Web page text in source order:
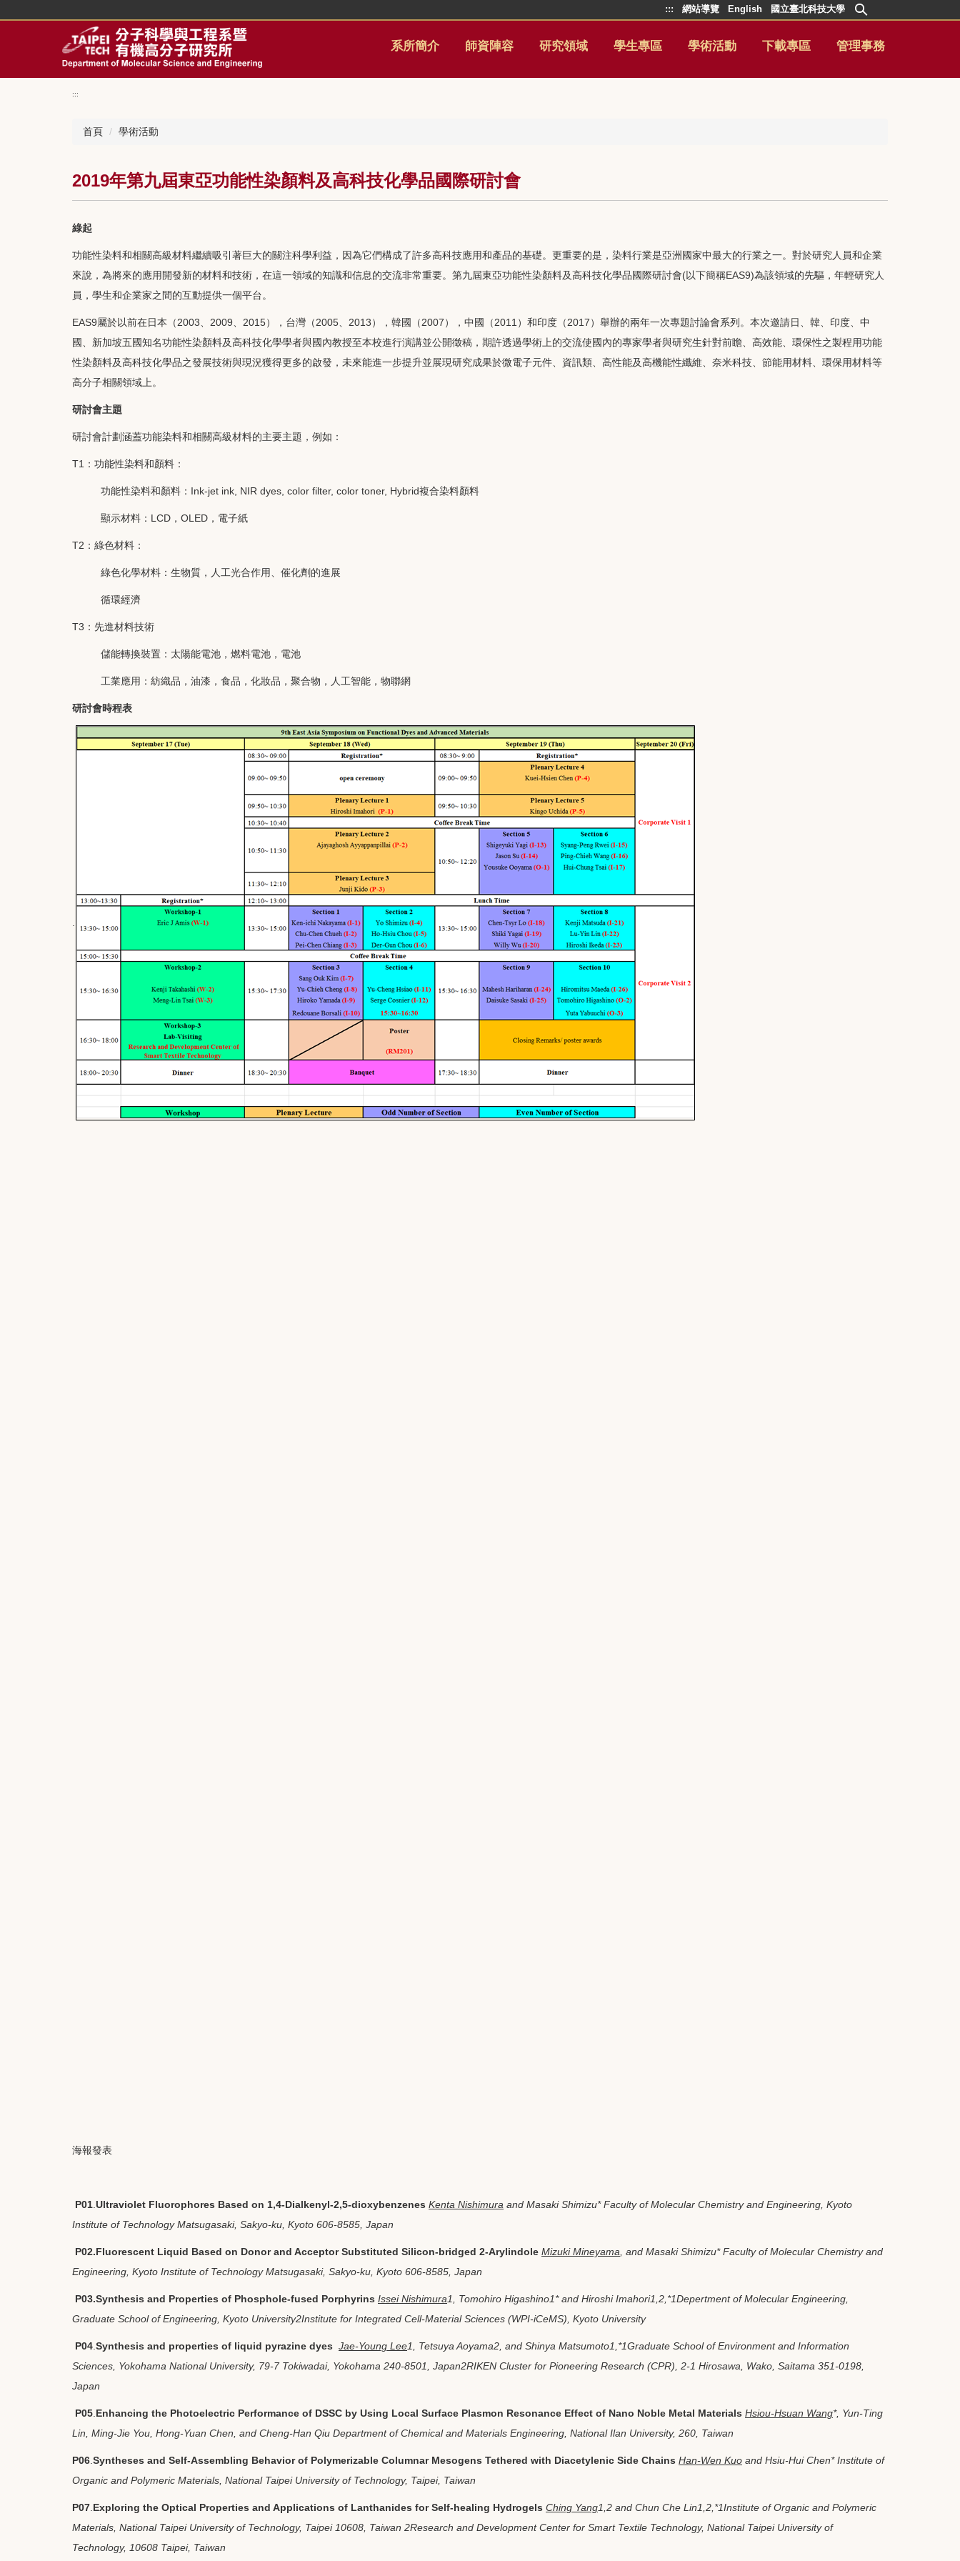
::: 網站導覽 English 國立臺北科技大學
系所簡介 師資陣容 研究領域 學生專區 學術活動 下載專區 管理事務
:::
首頁 學術活動
2019年第九屆東亞功能性染顏料及高科技化學品國際研討會
綠起
功能性染料和相關高級材料繼續吸引著巨大的關注科學利益，因為它們構成了許多高科技應用和產品的基礎。更重要的是，染料行業是亞洲國家中最大的行業之一。對於研究人員和企業
來說，為將來的應用開發新的材料和技術，在這一領域的知識和信息的交流非常重要。第九屆東亞功能性染顏料及高科技化學品國際研討會(以下簡稱EAS9)為該領域的先驅，年輕研究人
員，學生和企業家之間的互動提供一個平台。
EAS9屬於以前在日本（2003、2009、2015），台灣（2005、2013），韓國（2007），中國（2011）和印度（2017）舉辦的兩年一次專題討論會系列。本次邀請日、韓、印度、中
國、新加坡五國知名功能性染顏料及高科技化學學者與國內教授至本校進行演講並公開徵稿，期許透過學術上的交流使國內的專家學者與研究生針對前瞻、高效能、環保性之製程用功能
性染顏料及高科技化學品之發展技術與現況獲得更多的啟發，未來能進一步提升並展現研究成果於微電子元件、資訊類、高性能及高機能性纖維、奈米科技、節能用材料、環保用材料等
高分子相關領域上。
研討會主題
研討會計劃涵蓋功能染料和相關高級材料的主要主題，例如：
T1：功能性染料和顏料：
功能性染料和顏料：Ink-jet ink, NIR dyes, color filter, color toner, Hybrid複合染料顏料
顯示材料：LCD，OLED，電子紙
T2：綠色材料：
綠色化學材料：生物質，人工光合作用、催化劑的進展
循環經濟
T3：先進材料技術
儲能轉換裝置：太陽能電池，燃料電池，電池
工業應用：紡織品，油漆，食品，化妝品，聚合物，人工智能，物聯網
研討會時程表
海報發表
P01.Ultraviolet Fluorophores Based on 1,4-Dialkenyl-2,5-dioxybenzenes Kenta Nishimura and Masaki Shimizu*Faculty of Molecular Chemistry and Engineering, Kyoto
Institute of Technology Matsugasaki, Sakyo-ku, Kyoto 606-8585, Japan
P02.Fluorescent Liquid Based on Donor and Acceptor Substituted Silicon-bridged 2-Arylindole Mizuki Mineyama, and Masaki Shimizu*Faculty of Molecular Chemistry and
Engineering, Kyoto Institute of Technology Matsugasaki, Sakyo-ku, Kyoto 606-8585, Japan
P03.Synthesis and Properties of Phosphole-fused Porphyrins Issei Nishimura1, Tomohiro Higashino1*and Hiroshi Imahori1,2,*1Depertment of Molecular Engineering,
Graduate School of Engineering, Kyoto University2Institute for Integrated Cell-Material Sciences (WPI-iCeMS), Kyoto University
P04.Synthesis and properties of liquid pyrazine dyes Jae-Young Lee1, Tetsuya Aoyama2, and Shinya Matsumoto1,*1Graduate School of Environment and Information
Sciences, Yokohama National University, 79-7 Tokiwadai, Yokohama 240-8501, Japan2RIKEN Cluster for Pioneering Research (CPR), 2-1 Hirosawa, Wako, Saitama 351-0198,
Japan
P05.Enhancing the Photoelectric Performance of DSSC by Using Local Surface Plasmon Resonance Effect of Nano Noble Metal Materials Hsiou-Hsuan Wang*, Yun-Ting
Lin, Ming-Jie You, Hong-Yuan Chen, and Cheng-Han Qiu Department of Chemical and Materials Engineering, National Ilan University, 260, Taiwan
P06.Syntheses and Self-Assembling Behavior of Polymerizable Columnar Mesogens Tethered with Diacetylenic Side Chains Han-Wen Kuo and Hsiu-Hui Chen*Institute of
Organic and Polymeric Materials, National Taipei University of Technology, Taipei, Taiwan
P07.Exploring the Optical Properties and Applications of Lanthanides for Self-healing Hydrogels Ching Yang1,2 and Chun Che Lin1,2,*1Institute of Organic and Polymeric
Materials, National Taipei University of Technology, Taipei 10608, Taiwan 2Research and Development Center for Smart Textile Technology, National Taipei University of
Technology, 10608 Taipei, Taiwan